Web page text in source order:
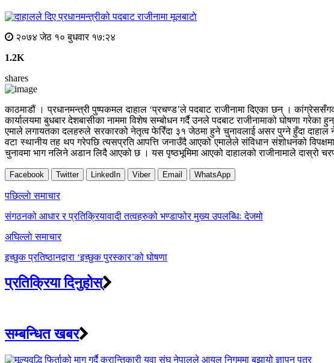
मूलबाटाे
२०७४ जेठ १० बुधवार १७:२४
1.2K
shares
काठमाडौं । प्रधानमन्त्री पुष्पकमल दाहाल ‘प्रचण्ड’ले पदबाट राजीनामा दिएका छन् ।
कार्यालयमा बुधबार देशबासीका नाममा विशेष सम्बोधन गर्दै उनले पदबाट राजीनामाको घोषणा
एमाले लगायतका दलहरुले सरकारको नेतृत्व फेरिँदा ३१ जेठमा हुने चुनावलाई असर पुग्ने हुँदा
वटा स्थानीय तह थप गरेपछि त्यसप्रति आपत्ति जनाउँदै आएको एमालेले संविधान संशोधनको
चुनावमा भाग नलिने अडान लिदै आएको छ । यस पृष्ठभूमिमा आएको दाहालको राजीनामाले दास्रो
Facebook Twitter LinkedIn Viber Email WhatsApp
Post
navigation
पछिल्लाे समाचार
संगठनको आधार र प्रतिक्रियावादी तत्वहरुको भण्डाफोर मुख्य उपलब्धिः देजमो
अघिल्लाे समाचार
इच्छुक प्रतिष्ठानद्वारा ‘इच्छुक पुरस्कार’को घोषणा
प्रतिक्रिया दिनुहोस्
सम्बन्धित खबर